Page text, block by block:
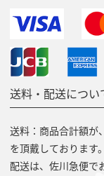
送料・配送につい
送料：商品合計額
を頂戴しております。
配送は、佐川急便で